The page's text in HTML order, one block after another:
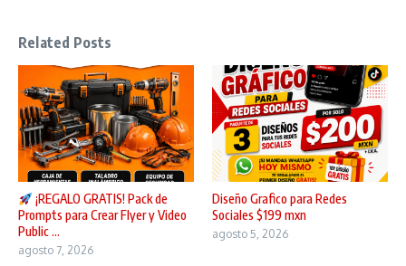
Related Posts
¡REGALO GRATIS! Pack de
Prompts para Crear Flyer y Video
Public ...
agosto 7, 2026
Diseño Grafico para Redes
Sociales $199 mxn
agosto 5, 2026